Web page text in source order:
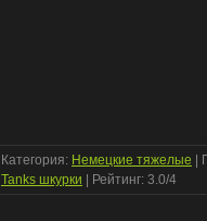
Категория: Немецкие тяжелые
Tanks шкурки
Рейтинг: 3.0/4